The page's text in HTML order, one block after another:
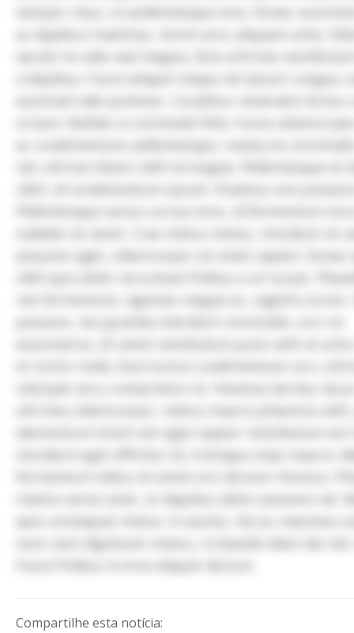
semper risus, ut pellentesque eros. Donec
ac dapibus maximus, lorem arcu aliquam ante,
iaculis mi odio sed magna. Duis ultricies
a dapibus. Fusce aliquet neque vel ipsum congue,
ac condimentum pellentesque, massa ex
nec ultrices libero nibh id magna. Pellentesque at
Pellentesque varius cursus eros, id fermentum
posuere eget, ullamcorper sit amet sapien. Donec
nisi fermentum, egestas magna ac, sagittis tortor.
elementum lorem est eget sapien. Vestibulum
tincidunt eget efficitur id, tristique vitae mauris.
mattis varius ante, ut dapibus dolor posuere vel.
quis consequat metus. In iaculis, nisi ac maximus
nunc sem dignissim metus, in blandit diam dui
Fusce finibus in eros aliquet dictum.
Compartilhe esta notícia: